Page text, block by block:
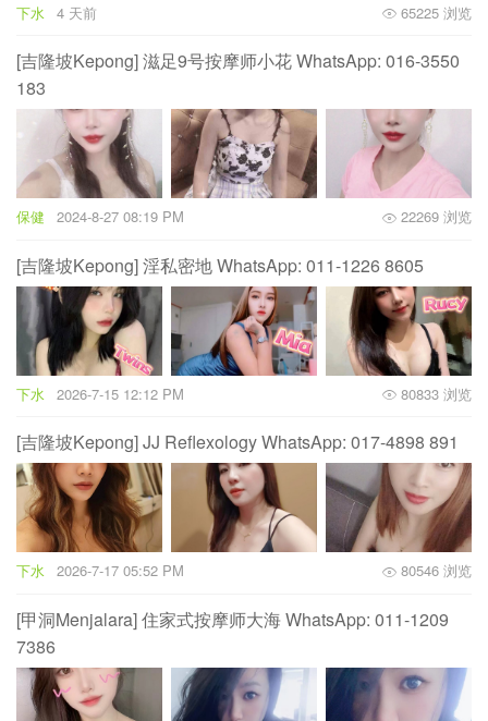
下水 4 天前 65225 浏览
[吉隆坡Kepong] 滋足9号按摩师小花 WhatsApp: 016-3550
183‬
保健 2024-8-27 08:19 PM 22269 浏览
[吉隆坡Kepong] 淫私密地 WhatsApp: 011-1226 8605
下水 2026-7-15 12:12 PM 80833 浏览
[吉隆坡Kepong] JJ Reflexology WhatsApp: 017-4898 891
下水 2026-7-17 05:52 PM 80546 浏览
[甲洞Menjalara] 住家式按摩师大海 WhatsApp: 011-1209
7386